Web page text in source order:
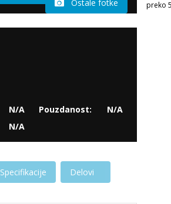
Ostale fotke
N/A
N/A
Pouzdanost: N/A
Specifikacije Delovi
preko